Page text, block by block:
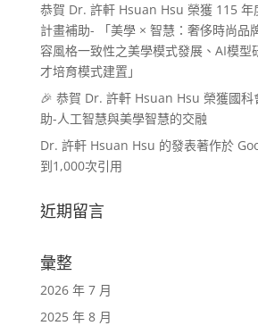
恭賀 Dr. 許軒 Hsuan Hsu 榮獲 115 年
計畫補助- 「美學 × 智慧：奢侈時尚品
容風格一致性之美學模式發展、AI模型
才培育模式建置」
🎉 恭賀 Dr. 許軒 Hsuan Hsu 榮獲國科
助-人工智慧與美學智慧的交融
Dr. 許軒 Hsuan Hsu 的發表著作於
到1,000次引用
近期留言
彙整
2026 年 7 月
2025 年 8 月